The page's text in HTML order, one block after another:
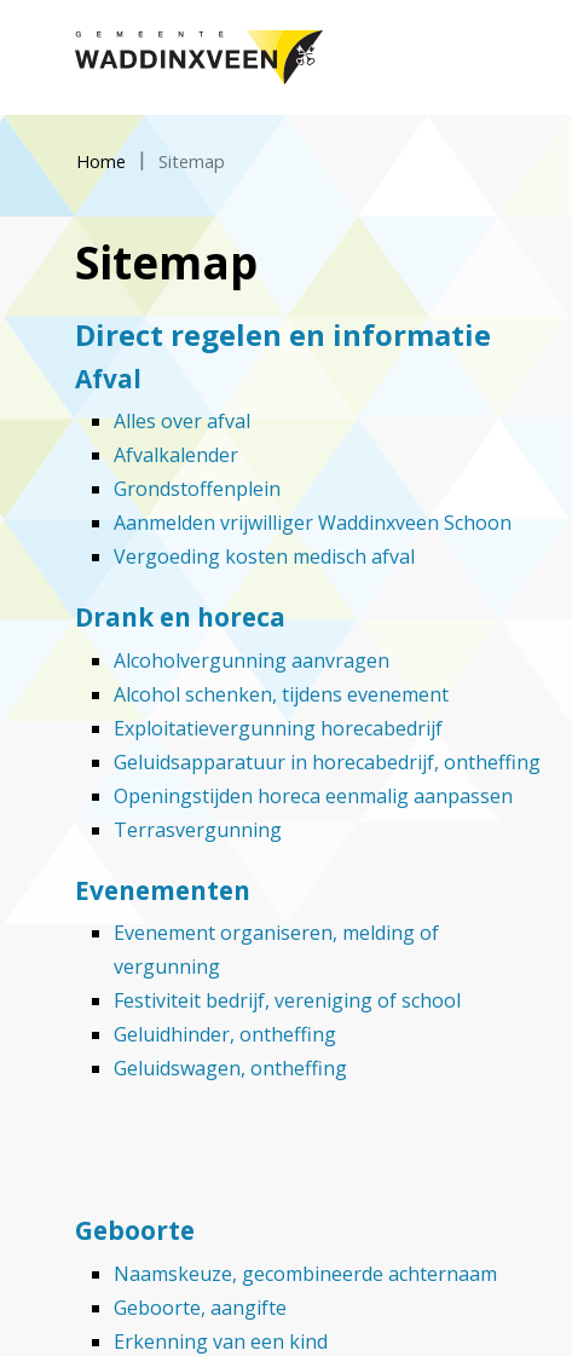
Home Sitemap
Sitemap
Direct regelen en informatie
Afval
Alles over afval
Afvalkalender
Grondstoffenplein
Aanmelden vrijwilliger Waddinxveen Schoon
Vergoeding kosten medisch afval
Drank en horeca
Alcoholvergunning aanvragen
Alcohol schenken, tijdens evenement
Exploitatievergunning horecabedrijf
Geluidsapparatuur in horecabedrijf, ontheffing
Openingstijden horeca eenmalig aanpassen
Terrasvergunning
Evenementen
Evenement organiseren, melding of
vergunning
Festiviteit bedrijf, vereniging of school
Geluidhinder, ontheffing
Geluidswagen, ontheffing
Geboorte
Naamskeuze, gecombineerde achternaam
Geboorte, aangifte
Erkenning van een kind